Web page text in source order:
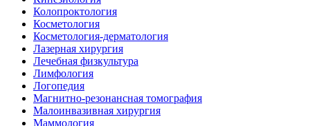
Колопроктология
Косметология
Косметология-дерматология
Лазерная хирургия
Лечебная физкультура
Лимфология
Логопедия
Магнитно-резонансная томография
Малоинвазивная хирургия
Маммология